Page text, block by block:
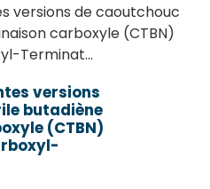
versions
butadiène
(CTBN)